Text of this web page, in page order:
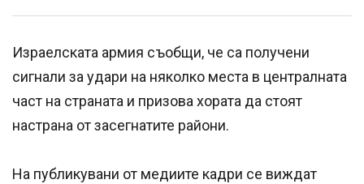
Израелската армия съобщи, че са получени
сигнали за удари на няколко места в централната
част на страната и призова хората да стоят
настрана от засегнатите райони.
На публикувани от медиите кадри се виждат